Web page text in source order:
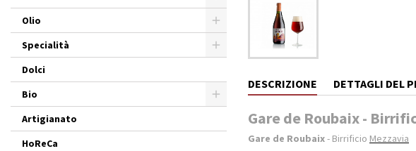
Olio
Specialità
Dolci
Bio
Artigianato
HoReCa
DESCRIZIONE DETTAGLI DEL
Gare de Roubaix -
Gare de Roubaix- Birrificio Mezzavia